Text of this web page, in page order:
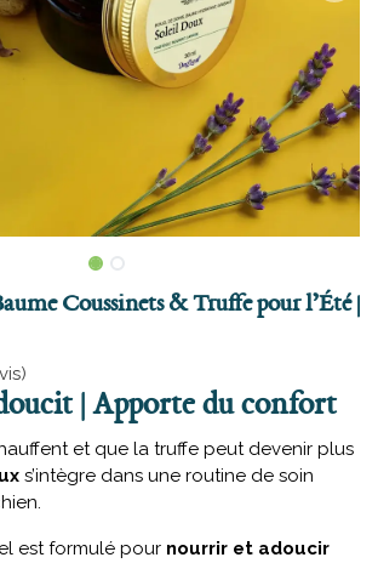
Coussinets & Truffe pour l’Été |
| Apporte du confort
et que la truffe peut devenir plus
s’intègre dans une routine de soin
est formulé pour nourrir et adoucir